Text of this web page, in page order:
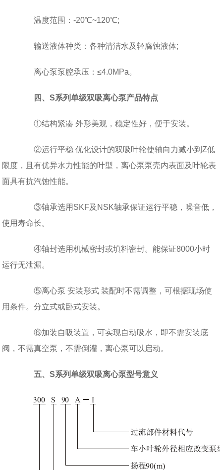
温度范围：-20℃~120℃;
输送液体种类：各种清洁水及轻腐蚀液体;
离心泵泵腔承压：≤4.0MPa。
四、S系列单级双吸离心泵产品特点
①结构紧凑 外形美观，稳定性好，便于安装。
②运行平稳 优化设计的双吸叶轮使轴向力减小到Z低
限度，且有优异水力性能的叶型，离心泵泵壳内表面及叶轮表
面具有抗汽蚀性能。
③轴承选用SKF及NSK轴承保证运行平稳，噪音低，
使用寿命长。
④轴封选用机械密封或填料密封。能保证8000小时
运行无泄漏。
⑤离心泵 安装形式 装配时不需调整，可根据现场使
用条件。分立式或卧式安装。
⑥加装自吸装置，可实现自动吸水，即不需安装底
阀，不需真空泵，不需倒灌，离心泵可以启动。
五、S系列单级双吸离心泵型号意义